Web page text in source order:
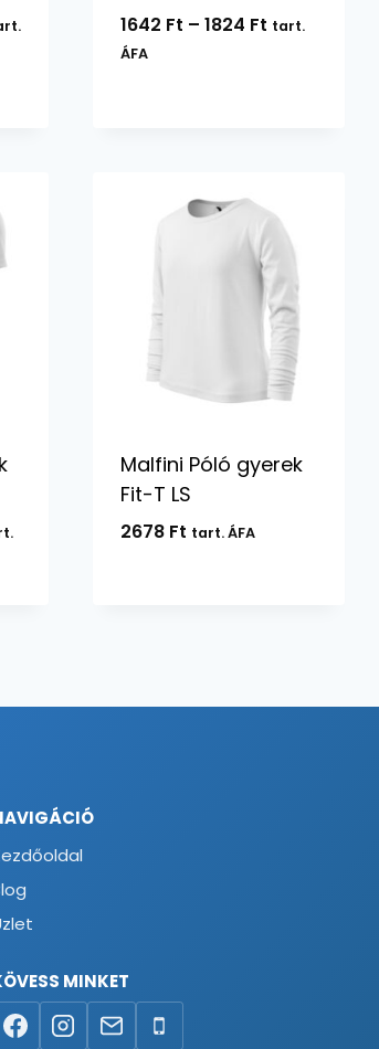
1642 Ft – 1824 FtÁrtartomány:
tart.
ÁFA
Malfini Póló gyerek
Fit-T LS
2678 Ft tart. ÁFA
MINKET